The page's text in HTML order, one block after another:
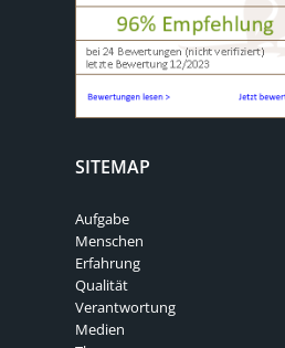
SITEMAP
Aufgabe
Menschen
Erfahrung
Qualität
Verantwortung
Medien